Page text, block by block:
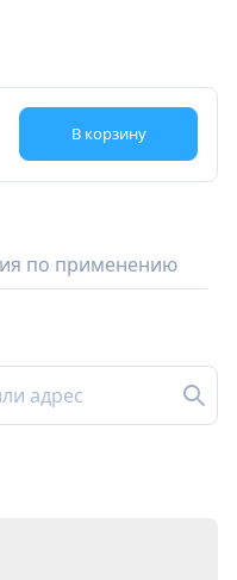
В корзину
по применению